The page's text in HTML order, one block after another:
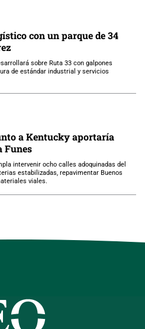
con un parque de 34
sobre Ruta 33 con galpones
de estándar industrial y servicios
a Kentucky aportaría
Funes
intervenir ocho calles adoquinadas del
estabilizadas, repavimentar Buenos
viales.